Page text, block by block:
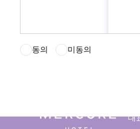
동의 미동의
개인정보처리방침
(
대